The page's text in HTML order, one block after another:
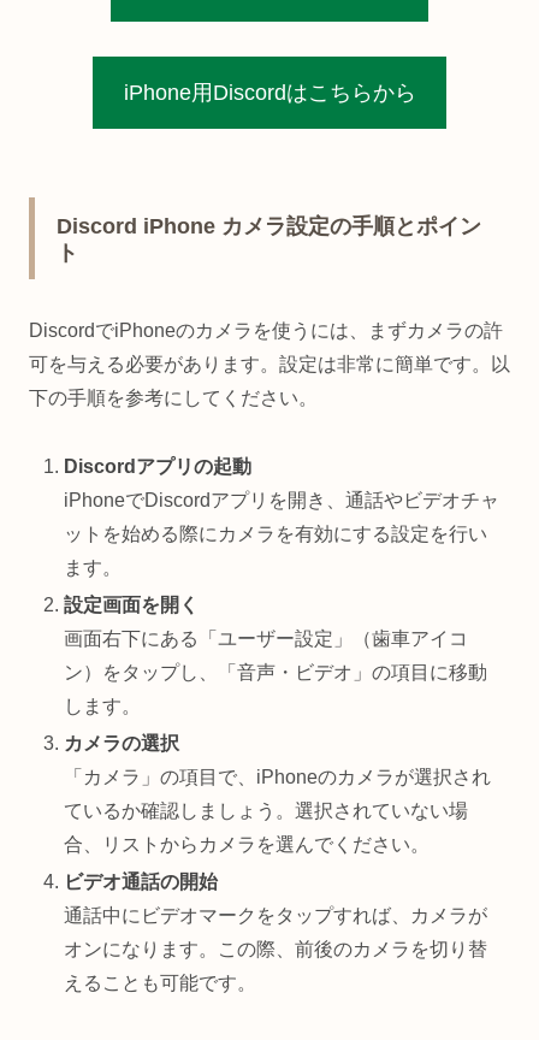
iPhone用Discordはこちらから
Discord iPhone カメラ設定の手順とポイン
ト
DiscordでiPhoneのカメラを使うには、まずカメラの許
可を与える必要があります。設定は非常に簡単です。以
下の手順を参考にしてください。
Discordアプリの起動
iPhoneでDiscordアプリを開き、通話やビデオチャ
ットを始める際にカメラを有効にする設定を行い
ます。
設定画面を開く
画面右下にある「ユーザー設定」（歯車アイコ
ン）をタップし、「音声・ビデオ」の項目に移動
します。
カメラの選択
「カメラ」の項目で、iPhoneのカメラが選択され
ているか確認しましょう。選択されていない場
合、リストからカメラを選んでください。
ビデオ通話の開始
通話中にビデオマークをタップすれば、カメラが
オンになります。この際、前後のカメラを切り替
えることも可能です。